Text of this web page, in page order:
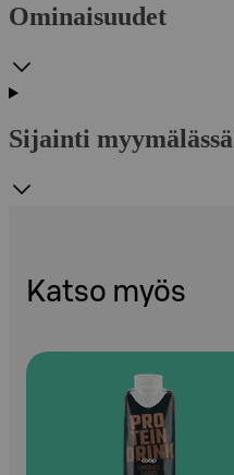
Ominaisuudet
Sijainti myymälässä
Katso myös